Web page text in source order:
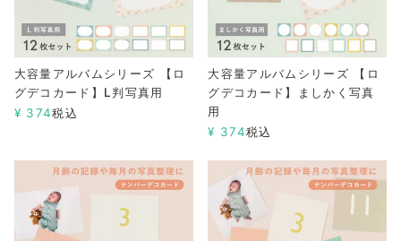
大容量アルバムシリーズ 【ロ
グデコカード】L判写真用
¥ 374税込
大容量アルバムシリーズ 【ロ
グデコカード】ましかく写真
用
¥ 374税込